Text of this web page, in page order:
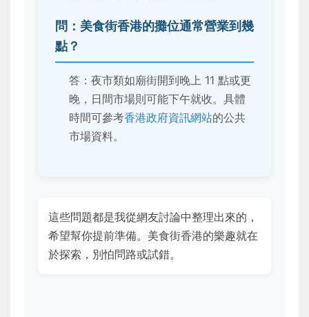
問：美食街香港的攤位通常營業到幾
點？
答：夜市類如廟街開到晚上 11 點或更
晚，日間市場則可能下午就收。具體
時間可參考香港政府資訊網站的公共
市場資料。
這些問題都是我從網友討論中整理出來的，
希望幫你提前準備。美食街香港的樂趣就在
於探索，別怕問路或試錯。